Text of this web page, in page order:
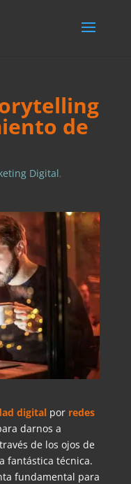
de
Digital,
digitalpor redes
darnos a
de los ojos de
fantástica técnica.
fundamental para